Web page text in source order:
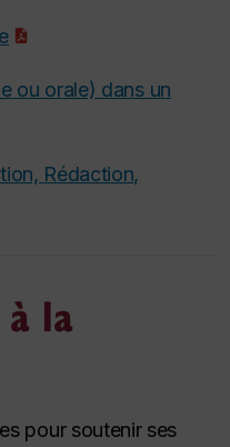
ou orale) dans un
Rédaction,
la
pour soutenir ses